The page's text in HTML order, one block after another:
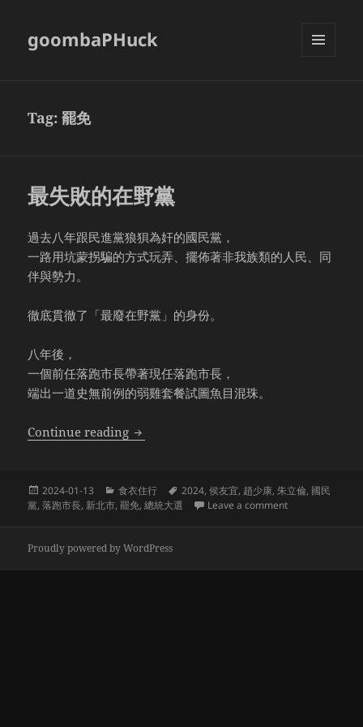
goombaPHuck
Tag:罷免
最失敗的在野黨
過去八年跟民進黨狼狽為奸的國民黨，
一路用坑蒙拐騙的方式玩弄、擺佈著非我族類的人民、同
伴與勢力。
徹底貫徹了「最廢在野黨」的身份。
八年後，
一個前任落跑市長帶著現任落跑市長，
端出一道史無前例的弱雞套餐試圖魚目混珠。
Continue reading 最失敗的在野黨
Posted
on
2024-01-13 Categories
食衣住行 Tags
2024,侯友宜, 趙少康,朱立倫, 國民
黨,落跑市長, 新北市,罷免,總統大選 Leave a commenton 最失敗的在野
Proudly powered by WordPress